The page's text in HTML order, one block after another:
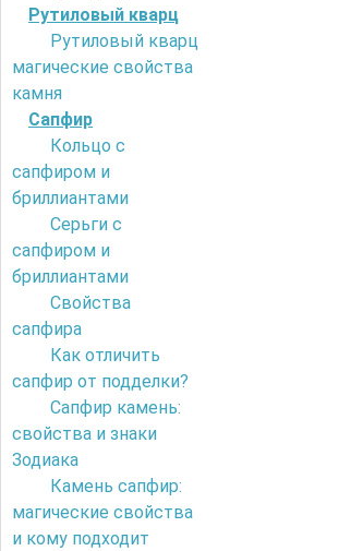
Рутиловый кварц
Рутиловый кварц
магические свойства
камня
Сапфир
Кольцо с
сапфиром и
бриллиантами
Серьги с
сапфиром и
бриллиантами
Свойства
сапфира
Как отличить
сапфир от подделки?
Сапфир камень:
свойства и знаки
Зодиака
Камень сапфир:
магические свойства
и кому подходит